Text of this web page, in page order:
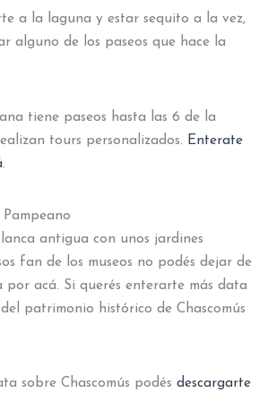
a la laguna y estar sequito a la vez,
alguno de los paseos que hace la
tiene paseos hasta las 6 de la
tours personalizados. Enterate
.
antigua con unos jardines
fan de los museos no podés dejar de
acá. Si querés enterarte más data
patrimonio histórico de Chascomús
sobre Chascomús podés descargarte